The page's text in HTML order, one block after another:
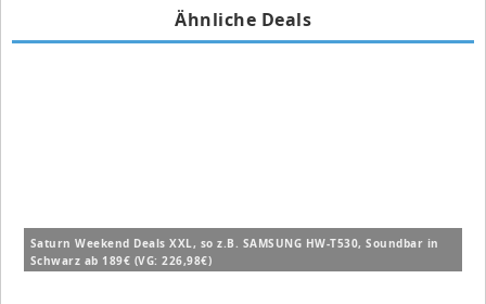
Ähnliche Deals
Saturn Weekend Deals XXL, so z.B. SAMSUNG HW-T530, Soundbar in
Schwarz ab 189€ (VG: 226,98€)